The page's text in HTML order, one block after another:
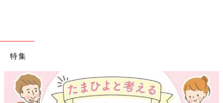
特集
【ワクチン接種できるものも】妊婦の